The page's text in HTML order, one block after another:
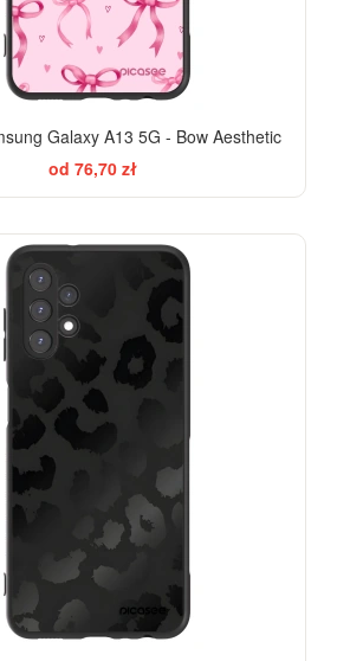
Galaxy A13 5G - Bow Aesthetic
od 76,70 zł